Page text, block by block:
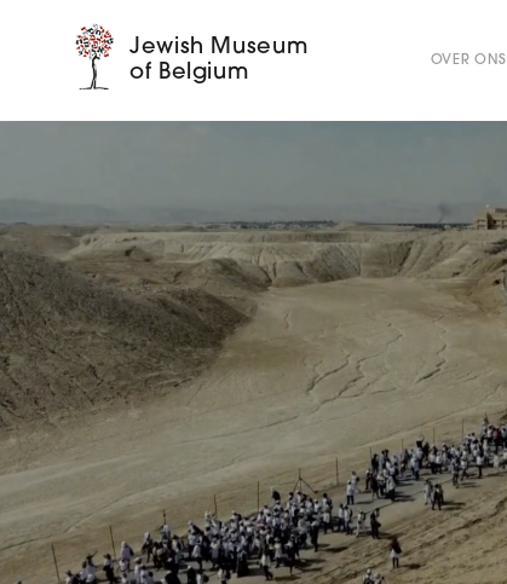
Jewish Museum
of Belgium
OVER ONS